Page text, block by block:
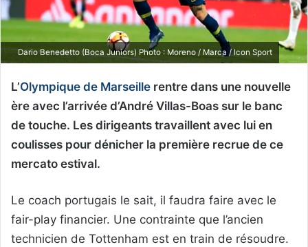
Dario Benedetto (Boca Juniors) Photo : Moreno / Marca / Icon Sport
L’Olympique de Marseille rentre dans une nouvelle
ère avec l’arrivée d’André Villas-Boas sur le banc
de touche. Les dirigeants travaillent avec lui en
coulisses pour dénicher la première recrue de ce
mercato estival.
Le coach portugais le sait, il faudra faire avec le
fair-play financier. Une contrainte que l’ancien
technicien de Tottenham est en train de résoudre.